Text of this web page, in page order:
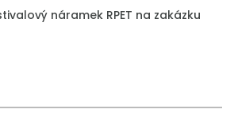
náramek RPET na zakázku